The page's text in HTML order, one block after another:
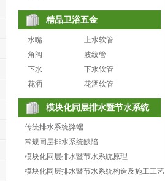
精品卫浴五金
水嘴
上水软管
角阀
波纹管
下水
下水软管
花洒
花洒软管
模块化同层排水暨节水系统
传统排水系统弊端
常规同层排水系统缺陷
模块化同层排水暨节水系统原理
模块化同层排水暨节水系统构造及施工工艺